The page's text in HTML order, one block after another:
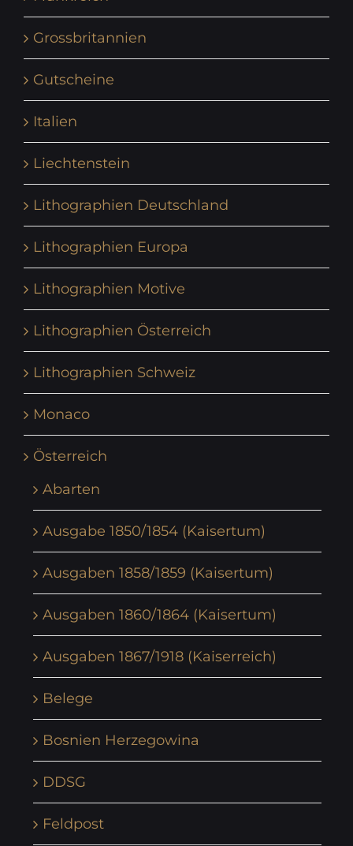
Grossbritannien
Gutscheine
Italien
Liechtenstein
Lithographien Deutschland
Lithographien Europa
Lithographien Motive
Lithographien Österreich
Lithographien Schweiz
Monaco
Österreich
Abarten
Ausgabe 1850/1854 (Kaisertum)
Ausgaben 1858/1859 (Kaisertum)
Ausgaben 1860/1864 (Kaisertum)
Ausgaben 1867/1918 (Kaiserreich)
Belege
Bosnien Herzegowina
DDSG
Feldpost